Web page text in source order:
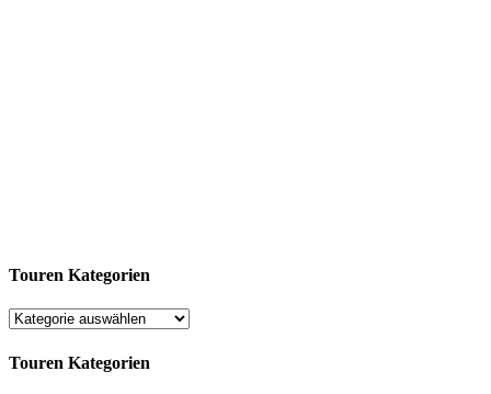
Touren Kategorien
Touren Kategorien